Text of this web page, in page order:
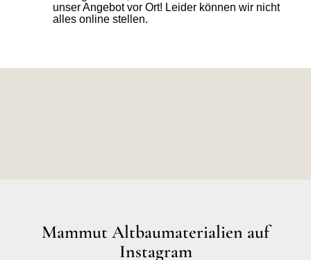
unser Angebot vor Ort! Leider können wir nicht
alles online stellen.
Mammut Altbaumaterialien auf
Instagram